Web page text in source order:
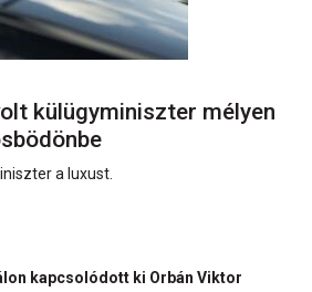
külügyminiszter mélyen
a luxust.
kapcsolódott ki Orbán Viktor